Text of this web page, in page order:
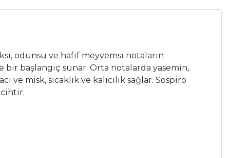
odunsu ve hafif meyvemsi notaların
başlangıç sunar. Orta notalarda yasemin,
misk, sıcaklık ve kalıcılık sağlar. Sospiro